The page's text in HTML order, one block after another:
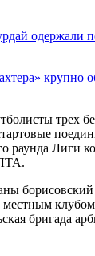
одержали
крупно
трех
раунда Лиги
местным
бригада